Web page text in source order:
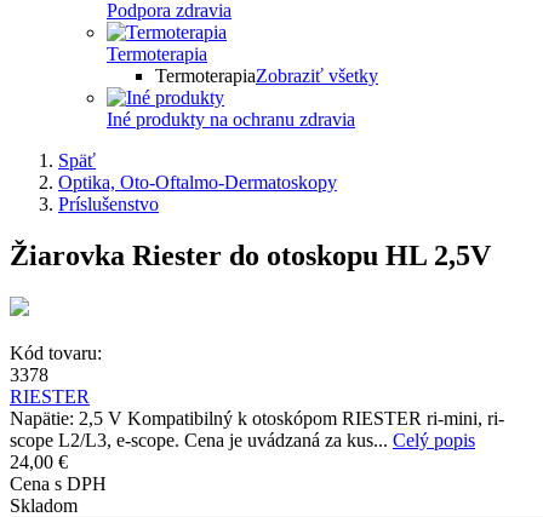
Podpora zdravia
Termoterapia
TermoterapiaZobraziť všetky
Iné produkty na ochranu zdravia
Späť
Optika, Oto-Oftalmo-Dermatoskopy
Príslušenstvo
Žiarovka Riester do otoskopu HL 2,5V
Kód tovaru:
3378
RIESTER
Napätie: 2,5 V Kompatibilný k otoskópom RIESTER ri-mini, ri-
scope L2/L3, e-scope. Cena je uvádzaná za kus... Celý popis
24,00 €
Cena s DPH
Skladom